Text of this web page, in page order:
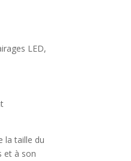
LED,
la taille du
et à son